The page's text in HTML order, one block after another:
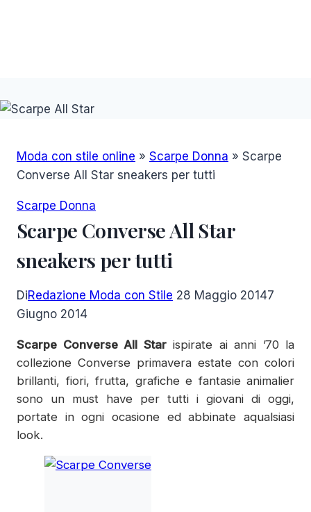
Moda con stile online » Scarpe Donna » Scarpe
Converse All Star sneakers per tutti
Scarpe Donna
Scarpe Converse All Star
sneakers per tutti
DiRedazione Moda con Stile 28 Maggio 20147
Giugno 2014
Scarpe Converse All Starispirate ai anni ’70 la
collezione Converse primavera estate con colori
brillanti, fiori, frutta, grafiche e fantasie animalier
sono un must have per tutti i giovani di oggi,
portate in ogni ocasione ed abbinate aqualsiasi
look.